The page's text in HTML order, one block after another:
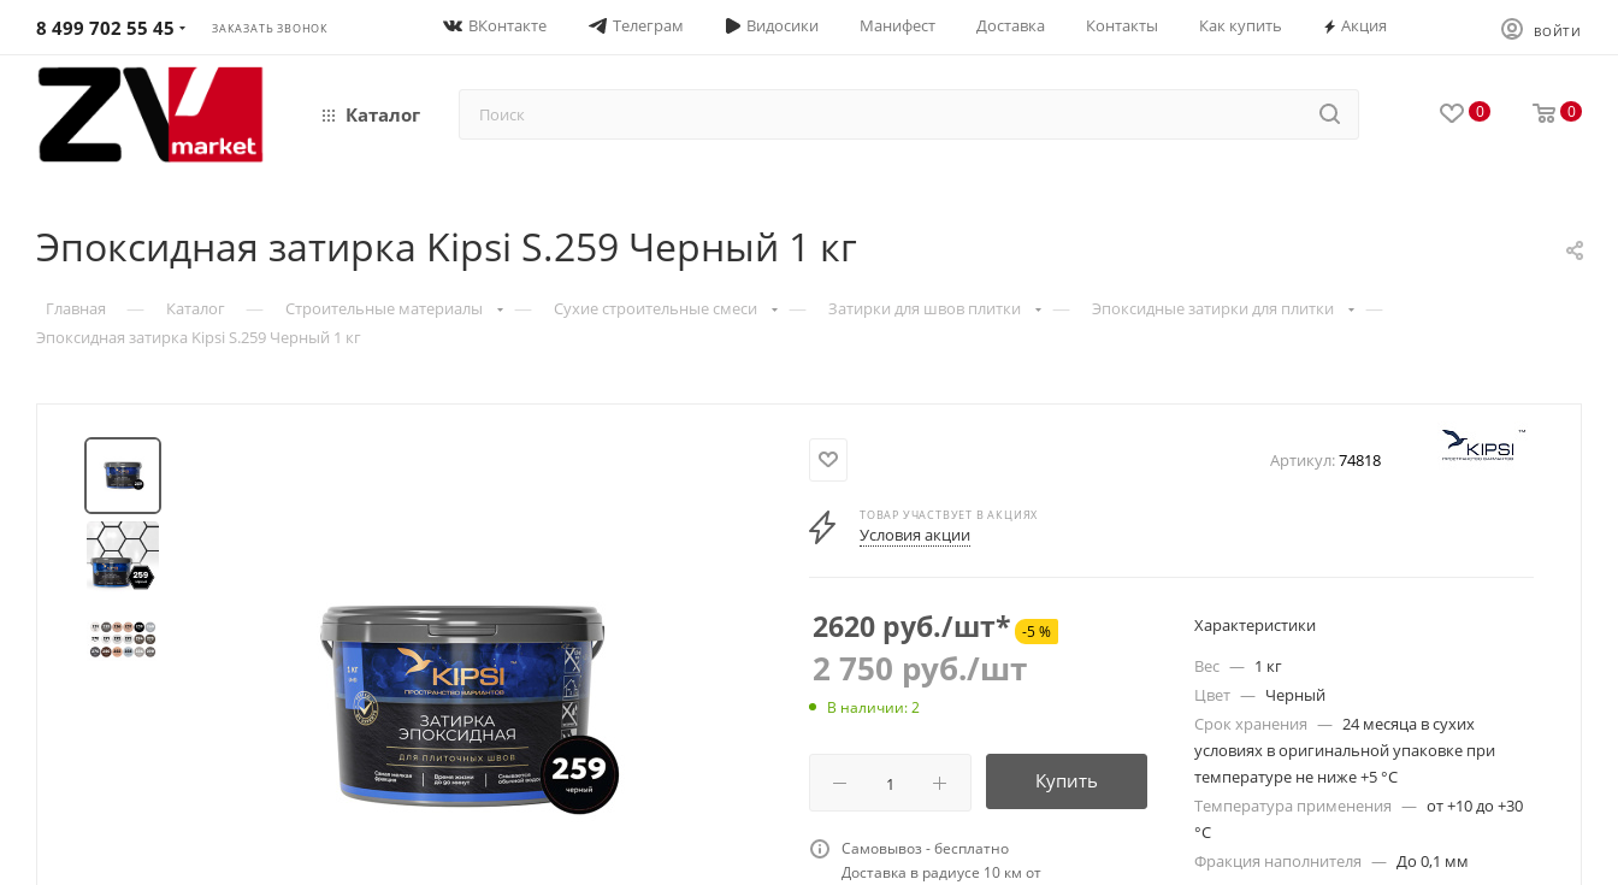
8 499 702 55 45 ЗАКАЗАТЬ ЗВОНОК ВКонтакте Телеграм Видосики Манифест Доставка Контакты Как купить Акция ВОЙТИ
Каталог 0 0
Эпоксидная затирка Kipsi S.259 Черный 1 кг
Главная — Каталог — Строительные материалы — Сухие строительные смеси — Затирки для швов плитки — Эпоксидные затирки для плитки —
Эпоксидная затирка Kipsi S.259 Черный 1 кг
Артикул:74818
ТОВАР УЧАСТВУЕТ В АКЦИЯХ
Условия акции
2620 руб./шт* -5 %
2 750 руб./шт
В наличии: 2
Купить
Самовывоз - бесплатно
Доставка в радиусе 10 км от
Характеристики
Вес — 1 кг
Цвет — Черный
Срок хранения — 24 месяца в сухих
условиях в оригинальной упаковке при
температуре не ниже +5 °С
Температура применения — от +10 до +30
°С
Фракция наполнителя — До 0,1 мм